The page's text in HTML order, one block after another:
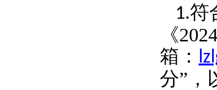
1.符
《
箱：
分”，